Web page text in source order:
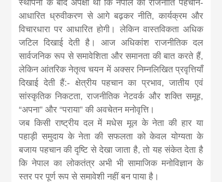
स्थापना के बाद अपेक्षा थी कि नेपाल की राजनीति पहचान-
आधारित ध्रुवीकरण से आगे बढ़कर नीति, कार्यक्रम और
विचारधारा पर आधारित होगी। लेकिन वास्तविकता अधिक
जटिल दिखाई देती है। आज अधिकांश राजनीतिक दल
सार्वजनिक रूप से समावेशिता और समानता की बात करते हैं,
लेकिन आंतरिक नेतृत्व चयन में अक्सर निम्नलिखित प्रवृत्तियाँ
दिखाई देती हैं:- क्षेत्रीय पहचान का प्रभाव, जातीय एवं
सांस्कृतिक निकटता, राजनीतिक नेटवर्क और शक्ति समूह,
“अपना” और “पराया” की अवचेतन मनोवृत्ति।
जब किसी राष्ट्रीय दल में मधेस मूल के नेता की हार या
पहाड़ी समुदाय के नेता की सफलता को केवल योग्यता के
बजाय पहचान की दृष्टि से देखा जाता है, तो यह संकेत देता है
कि नेपाल का लोकतंत्र अभी भी सामाजिक मनोविज्ञान के
स्तर पर पूर्ण रूप से समावेशी नहीं बन पाया है।